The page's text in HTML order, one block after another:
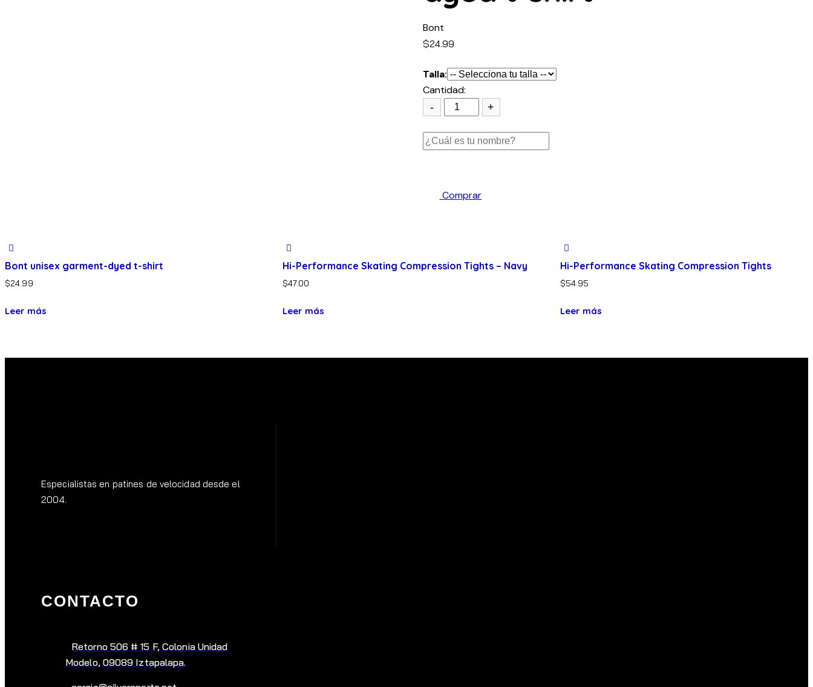
Bont
$24.99
Talla:
Cantidad:
- +
Comprar
Bont unisex garment-dyed t-shirt
$24.99
Leer más
Hi-Performance Skating Compression Tights – Navy
$47.00
Leer más
Hi-Performance Skating Compression Tights
$54.95
Leer más
Especialistas en patines de velocidad desde el
2004.
CONTACTO
Retorno 506 # 15 F, Colonia Unidad
Modelo, 09089 Iztapalapa.